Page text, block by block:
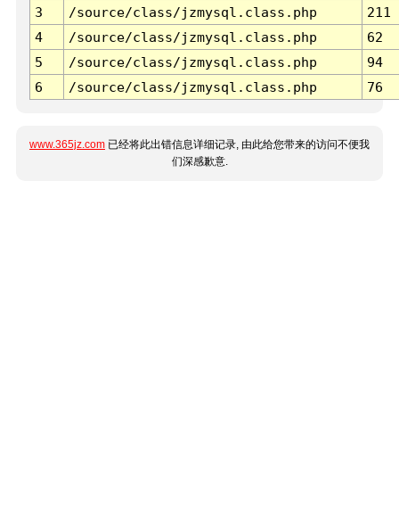
3 /source/class/jzmysql.class.php
211
4
/source/class/jzmysql.class.php
62
5
/source/class/jzmysql.class.php
94
6
/source/class/jzmysql.class.php 76
www.365jz.com 已经将此出错信息详细记录, 由此给您带来的访问不便我
们深感歉意.